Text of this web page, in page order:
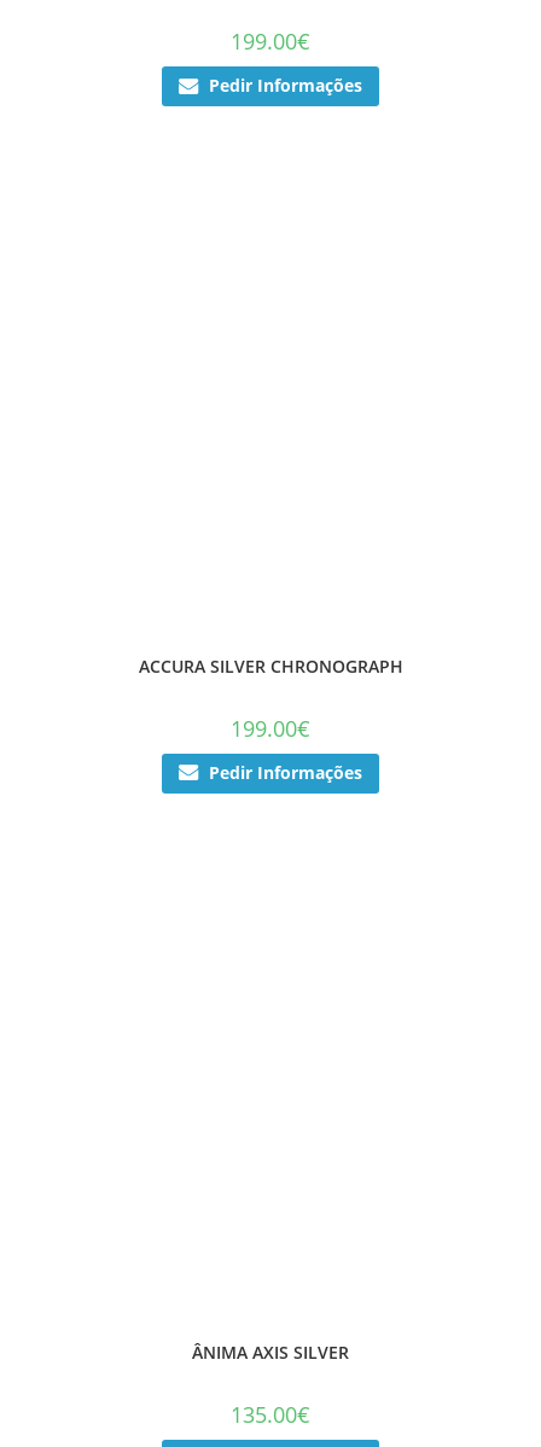
199.00€
Pedir Informações
ACCURA SILVER CHRONOGRAPH
199.00€
Pedir Informações
ÂNIMA AXIS SILVER
135.00€